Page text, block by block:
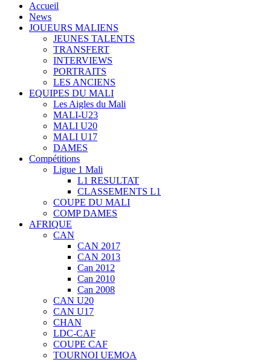
Accueil
News
JOUEURS MALIENS
JEUNES TALENTS
TRANSFERT
INTERVIEWS
PORTRAITS
LES ANCIENS
EQUIPES DU MALI
Les Aigles du Mali
MALI-U23
MALI U20
MALI U17
DAMES
Compétitions
Ligue 1 Mali
L1 RESULTAT
CLASSEMENTS L1
COUPE DU MALI
COMP DAMES
AFRIQUE
CAN
CAN 2017
CAN 2013
Can 2012
Can 2010
Can 2008
CAN U20
CAN U17
CHAN
LDC-CAF
COUPE CAF
TOURNOI UEMOA